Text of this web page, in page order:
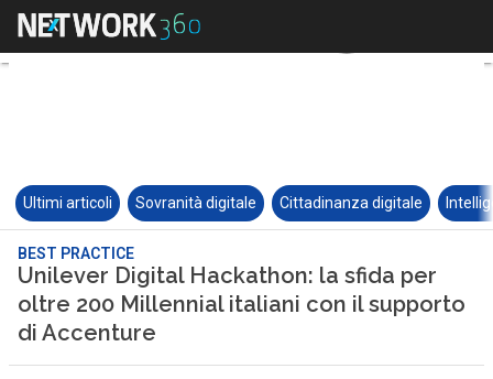
Ultimi articoli Sovranità digitale Cittadinanza digitale
BEST PRACTICE
Unilever Digital Hackathon: la sfida per
oltre 200 Millennial italiani con il supporto
di Accenture